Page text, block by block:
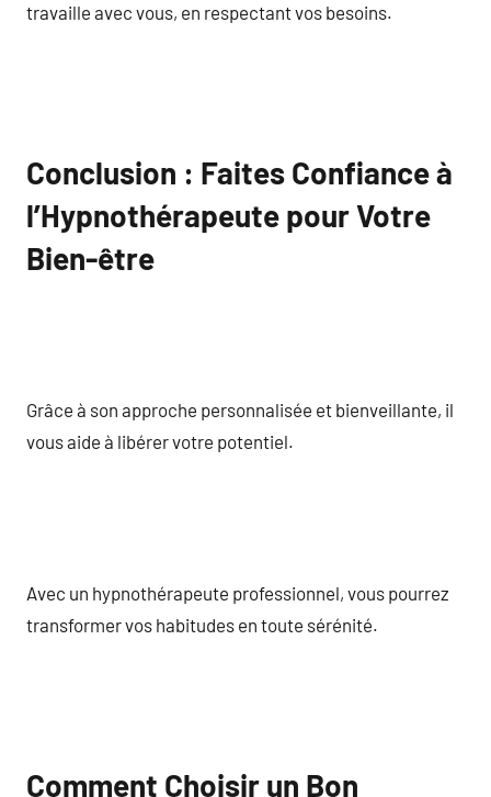
travaille avec vous, en respectant vos besoins.
Conclusion : Faites Confiance à
l’Hypnothérapeute pour Votre
Bien-être
Grâce à son approche personnalisée et bienveillante, il
vous aide à libérer votre potentiel.
Avec un hypnothérapeute professionnel, vous pourrez
transformer vos habitudes en toute sérénité.
Comment Choisir un Bon